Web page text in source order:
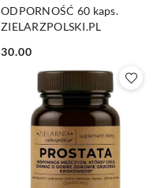
ODPORNOŚĆ 60 kaps.
ZIELARZPOLSKI.PL
Cena:
30.00